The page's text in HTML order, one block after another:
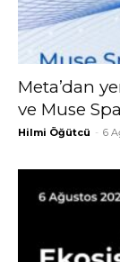
Meta’dan
ve Muse
Hilmi Öğütcü - 6